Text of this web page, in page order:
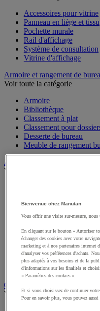
Accessoires pour vitrine
Panneau en liège et tissu
Pochette murale
Rail d'affichage
Système de consultation
Armoire et rangement de bureau
Armoire
Bibliothèque
Classement à plat
Classement pour
Desserte de bureau
Meuble de rangement
Audiovisuel
Connectique audio et
Éclairage scénique et
Équipement audio et
Matériel de projection
Sonorisation et
Studio Web radio et
Système d'affichage
Télévision, lecteur DVD
Chauffage, climatisation et
Voir toute la catégorie
Bienvenue chez Manutan
Vous offrir une visite sur-mesure,
En cliquant sur le bouton « Autoriser
échanger des cookies avec votre
marketing et à nos partenaires internet
d'analyser vos préférences d'achats.
plus adaptés à vos besoins et de la
d'informations sur les finalités et
« Paramètres des cookies ».
Et si vous choisissez de continuer
Pour en savoir plus, vous pouvez aussi